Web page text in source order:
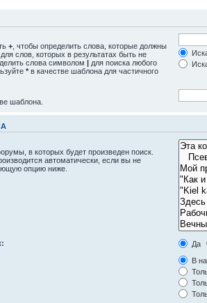
+ , чтобы определить слова, которые должны
для слов, которых в результатах быть не
слова символом | для поиска любого
* в качестве шаблона для частичного
шаблона.
в которых будет произведен поиск.
автоматически, если вы не
опцию ниже.
Да
В